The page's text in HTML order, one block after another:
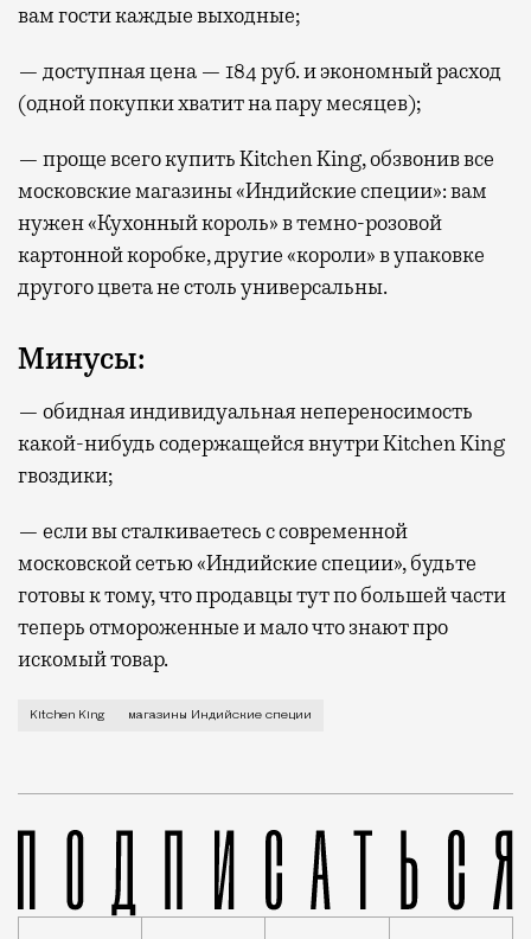
вам гости каждые выходные;
— доступная цена — 184 руб. и экономный расход
(одной покупки хватит на пару месяцев);
— проще всего купить Kitchen King, обзвонив все
московские магазины «Индийские специи»: вам
нужен «Кухонный король» в темно-розовой
картонной коробке, другие «короли» в упаковке
другого цвета не столь универсальны.
Минусы:
— обидная индивидуальная непереносимость
какой-нибудь содержащейся внутри Kitchen King
гвоздики;
— если вы сталкиваетесь с современной
московской сетью «Индийские специи», будьте
готовы к тому, что продавцы тут по большей части
теперь отмороженные и мало что знают про
искомый товар.
Рыжий порошок с характерным запахом
Kitchen King магазины Индийские специи